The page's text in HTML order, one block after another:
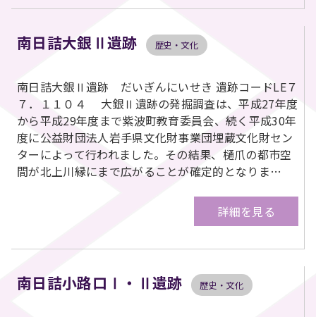
南日詰大銀Ⅱ遺跡 歴史・文化
南日詰大銀Ⅱ遺跡 だいぎんにいせき 遺跡コードLE７
７．１１０４ 大銀Ⅱ遺跡の発掘調査は、平成27年度
から平成29年度まで紫波町教育委員会、続く平成30年
度に公益財団法人岩手県文化財事業団埋蔵文化財セン
ターによって行われました。その結果、樋爪の都市空
間が北上川縁にまで広がることが確定的となりま…
詳細を見る
南日詰小路口Ⅰ・Ⅱ遺跡 歴史・文化